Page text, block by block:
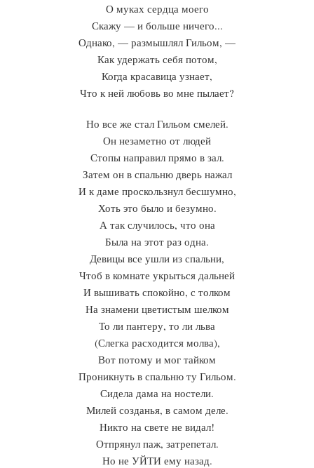
О муках сердца моего
Скажу — и больше ничего...
Однако, — размышлял Гильом, —
Как удержать себя потом,
Когда красавица узнает,
Что к ней любовь во мне пылает?
Но все же стал Гильом смелей.
Он незаметно от людей
Стопы направил прямо в зал.
Затем он в спальню дверь нажал
И к даме проскользнул бесшумно,
Хоть это было и безумно.
А так случилось, что она
Была на этот раз одна.
Девицы все ушли из спальни,
Чтоб в комнате укрыться дальней
И вышивать спокойно, с толком
На знамени цветистым шелком
То ли пантеру, то ли льва
(Слегка расходится молва),
Вот потому и мог тайком
Проникнуть в спальню ту Гильом.
Сидела дама на ностели.
Милей созданья, в самом деле.
Никто на свете не видал!
Отпрянул паж, затрепетал.
Но не УЙТИ ему назад.